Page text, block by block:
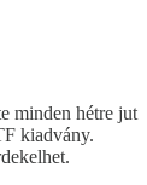
minden hétre jut
kiadvány.